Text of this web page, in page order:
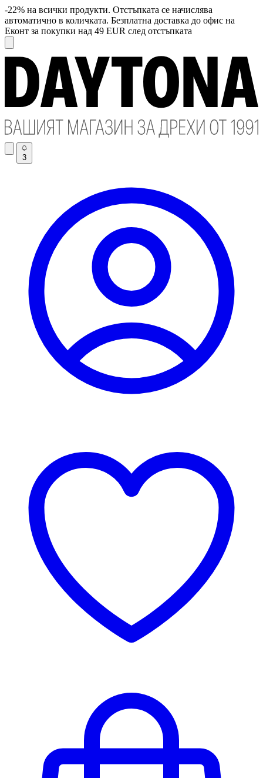
-22% на всички продукти. Отстъпката се начислява
автоматично в количката. Безплатна доставка до офис на
Еконт за покупки над 49 EUR след отстъпката
3